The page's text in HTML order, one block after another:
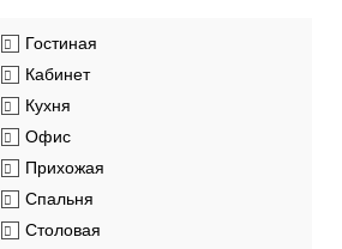
Гостиная
Кабинет
Кухня
Офис
Прихожая
Спальня
Столовая